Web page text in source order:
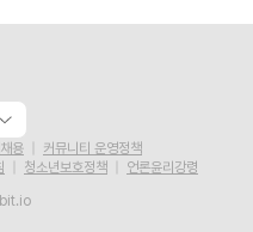
용
커뮤니티 운영정책
청소년보호정책
언론윤리강령